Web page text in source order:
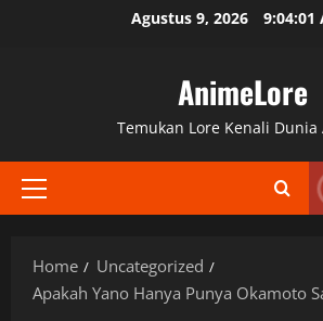
Agustus 9, 2026 9:04:02
AnimeLore
Temukan Lore Kenali Dunia
Primary
Home
Uncategorized
Apakah Yano Hanya Punya Okamoto